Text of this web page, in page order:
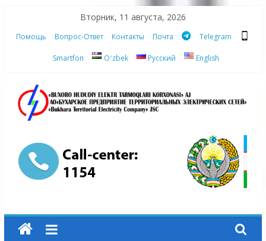
content
Вторник, 11 августа, 2026
Помощь Вопрос-Ответ Контакты Почта Telegram
Smartfon Oʻzbek Русский English
АО
"Бухарское
Предприятие